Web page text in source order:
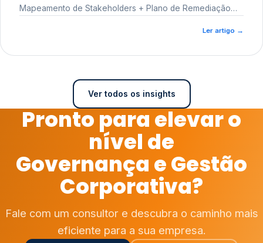
Mapeamento de Stakeholders + Plano de Remediação
Ler artigo →
Ver todos os insights
Pronto para elevar o
nível de
Governança e Gestão
Corporativa?
Fale com um consultor e descubra o caminho mais
eficiente para a sua empresa.